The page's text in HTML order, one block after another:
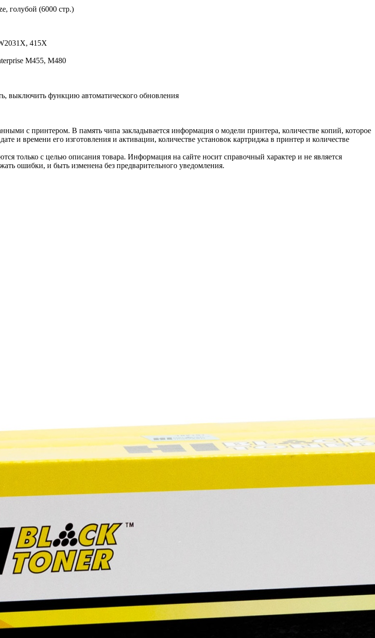
голубой (6000 стр.)
415X
M455, M480
выключить функцию автоматического обновления
с принтером. В память чипа закладывается информация о модели принтера, количестве копий, которое
и времени его изготовления и активации, количестве установок картриджа в принтер и количестве
только с целью описания товара. Информация на сайте носит справочный характер и не является
ошибки, и быть изменена без предварительного уведомления.